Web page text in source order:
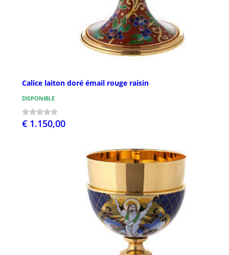
Calice laiton doré émail rouge raisin
DISPONIBLE
€ 1.150,00